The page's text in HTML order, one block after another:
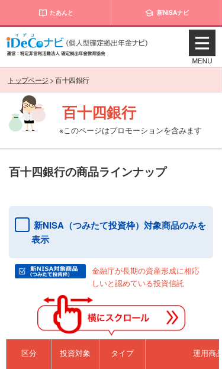
たあんと 新NISAナビ
トップページ >百十四銀行
百十四銀行
※このページはプロモーションを含みます
百十四銀行の商品ラインナップ
新NISA（つみたて投資枠）対象商品のみを
表示
金融庁が長期の資産形成に相応
しいと認めている投資信託
区分 投資対象 タイプ 運用商品